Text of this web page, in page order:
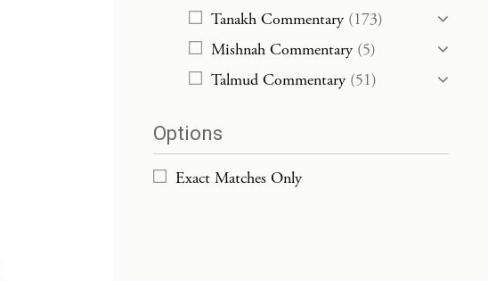
Tanakh Commentary (173)
Mishnah Commentary (5)
Talmud Commentary (51)
Options
Exact Matches Only